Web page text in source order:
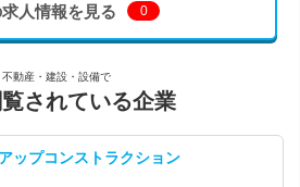
人情報を見る 0
不動産・建設・設備で
されている企業
ップコンストラクション